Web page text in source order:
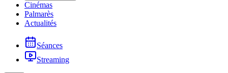
Cinémas
Palmarès
Actualités
Séances
Streaming